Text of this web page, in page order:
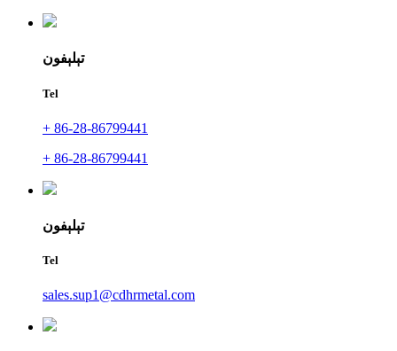
تېلېفون
Tel
+ 86-28-86799441
+ 86-28-86799441
تېلېفون
Tel
sales.sup1@cdhrmetal.com